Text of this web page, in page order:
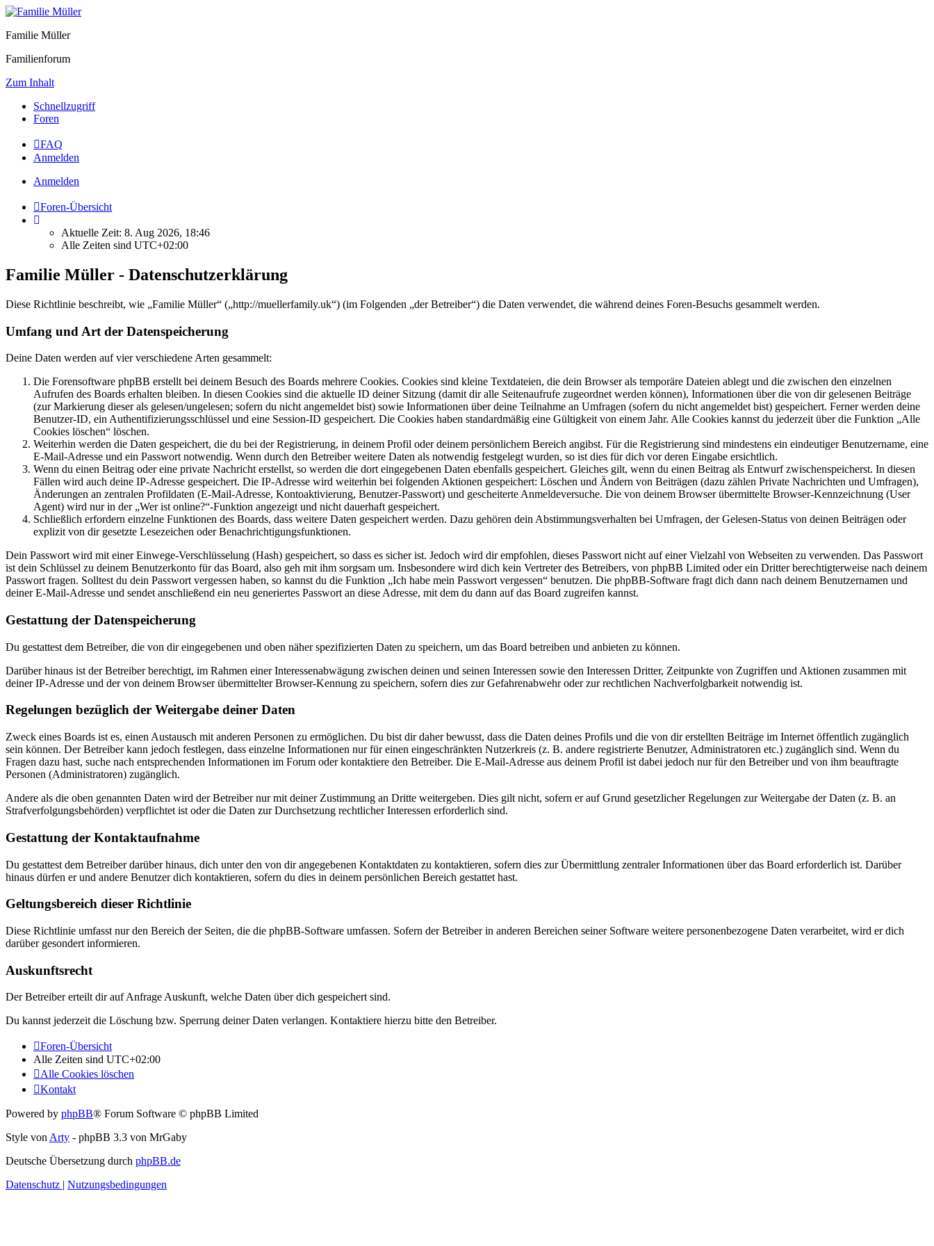
Familie Müller
Familienforum
Zum Inhalt
Schnellzugriff
Foren
FAQ
Anmelden
Anmelden
Foren-Übersicht
Aktuelle Zeit: 8. Aug 2026, 18:46
Alle Zeiten sind UTC+02:00
Familie Müller - Datenschutzerklärung
Diese Richtlinie beschreibt, wie „Familie Müller“ („http://muellerfamily.uk“) (im Folgenden „der Betreiber“) die Daten verwendet, die während deines Foren-Besuchs gesammelt werden.
Umfang und Art der Datenspeicherung
Deine Daten werden auf vier verschiedene Arten gesammelt:
Die Forensoftware phpBB erstellt bei deinem Besuch des Boards mehrere Cookies. Cookies sind kleine Textdateien, die dein Browser als temporäre Dateien ablegt und die zwischen den einzelnen
Aufrufen des Boards erhalten bleiben. In diesen Cookies sind die aktuelle ID deiner Sitzung (damit dir alle Seitenaufrufe zugeordnet werden können), Informationen über die von dir gelesenen Beiträge
(zur Markierung dieser als gelesen/ungelesen; sofern du nicht angemeldet bist) sowie Informationen über deine Teilnahme an Umfragen (sofern du nicht angemeldet bist) gespeichert. Ferner werden deine
Benutzer-ID, ein Authentifizierungsschlüssel und eine Session-ID gespeichert. Die Cookies haben standardmäßig eine Gültigkeit von einem Jahr. Alle Cookies kannst du jederzeit über die Funktion „Alle
Cookies löschen“ löschen.
Weiterhin werden die Daten gespeichert, die du bei der Registrierung, in deinem Profil oder deinem persönlichem Bereich angibst. Für die Registrierung sind mindestens ein eindeutiger Benutzername, eine
E-Mail-Adresse und ein Passwort notwendig. Wenn durch den Betreiber weitere Daten als notwendig festgelegt wurden, so ist dies für dich vor deren Eingabe ersichtlich.
Wenn du einen Beitrag oder eine private Nachricht erstellst, so werden die dort eingegebenen Daten ebenfalls gespeichert. Gleiches gilt, wenn du einen Beitrag als Entwurf zwischenspeicherst. In diesen
Fällen wird auch deine IP-Adresse gespeichert. Die IP-Adresse wird weiterhin bei folgenden Aktionen gespeichert: Löschen und Ändern von Beiträgen (dazu zählen Private Nachrichten und Umfragen),
Änderungen an zentralen Profildaten (E-Mail-Adresse, Kontoaktivierung, Benutzer-Passwort) und gescheiterte Anmeldeversuche. Die von deinem Browser übermittelte Browser-Kennzeichnung (User
Agent) wird nur in der „Wer ist online?“-Funktion angezeigt und nicht dauerhaft gespeichert.
Schließlich erfordern einzelne Funktionen des Boards, dass weitere Daten gespeichert werden. Dazu gehören dein Abstimmungsverhalten bei Umfragen, der Gelesen-Status von deinen Beiträgen oder
explizit von dir gesetzte Lesezeichen oder Benachrichtigungsfunktionen.
Dein Passwort wird mit einer Einwege-Verschlüsselung (Hash) gespeichert, so dass es sicher ist. Jedoch wird dir empfohlen, dieses Passwort nicht auf einer Vielzahl von Webseiten zu verwenden. Das Passwort
ist dein Schlüssel zu deinem Benutzerkonto für das Board, also geh mit ihm sorgsam um. Insbesondere wird dich kein Vertreter des Betreibers, von phpBB Limited oder ein Dritter berechtigterweise nach deinem
Passwort fragen. Solltest du dein Passwort vergessen haben, so kannst du die Funktion „Ich habe mein Passwort vergessen“ benutzen. Die phpBB-Software fragt dich dann nach deinem Benutzernamen und
deiner E-Mail-Adresse und sendet anschließend ein neu generiertes Passwort an diese Adresse, mit dem du dann auf das Board zugreifen kannst.
Gestattung der Datenspeicherung
Du gestattest dem Betreiber, die von dir eingegebenen und oben näher spezifizierten Daten zu speichern, um das Board betreiben und anbieten zu können.
Darüber hinaus ist der Betreiber berechtigt, im Rahmen einer Interessenabwägung zwischen deinen und seinen Interessen sowie den Interessen Dritter, Zeitpunkte von Zugriffen und Aktionen zusammen mit
deiner IP-Adresse und der von deinem Browser übermittelter Browser-Kennung zu speichern, sofern dies zur Gefahrenabwehr oder zur rechtlichen Nachverfolgbarkeit notwendig ist.
Regelungen bezüglich der Weitergabe deiner Daten
Zweck eines Boards ist es, einen Austausch mit anderen Personen zu ermöglichen. Du bist dir daher bewusst, dass die Daten deines Profils und die von dir erstellten Beiträge im Internet öffentlich zugänglich
sein können. Der Betreiber kann jedoch festlegen, dass einzelne Informationen nur für einen eingeschränkten Nutzerkreis (z. B. andere registrierte Benutzer, Administratoren etc.) zugänglich sind. Wenn du
Fragen dazu hast, suche nach entsprechenden Informationen im Forum oder kontaktiere den Betreiber. Die E-Mail-Adresse aus deinem Profil ist dabei jedoch nur für den Betreiber und von ihm beauftragte
Personen (Administratoren) zugänglich.
Andere als die oben genannten Daten wird der Betreiber nur mit deiner Zustimmung an Dritte weitergeben. Dies gilt nicht, sofern er auf Grund gesetzlicher Regelungen zur Weitergabe der Daten (z. B. an
Strafverfolgungsbehörden) verpflichtet ist oder die Daten zur Durchsetzung rechtlicher Interessen erforderlich sind.
Gestattung der Kontaktaufnahme
Du gestattest dem Betreiber darüber hinaus, dich unter den von dir angegebenen Kontaktdaten zu kontaktieren, sofern dies zur Übermittlung zentraler Informationen über das Board erforderlich ist. Darüber
hinaus dürfen er und andere Benutzer dich kontaktieren, sofern du dies in deinem persönlichen Bereich gestattet hast.
Geltungsbereich dieser Richtlinie
Diese Richtlinie umfasst nur den Bereich der Seiten, die die phpBB-Software umfassen. Sofern der Betreiber in anderen Bereichen seiner Software weitere personenbezogene Daten verarbeitet, wird er dich
darüber gesondert informieren.
Auskunftsrecht
Der Betreiber erteilt dir auf Anfrage Auskunft, welche Daten über dich gespeichert sind.
Du kannst jederzeit die Löschung bzw. Sperrung deiner Daten verlangen. Kontaktiere hierzu bitte den Betreiber.
Foren-Übersicht
Alle Zeiten sind UTC+02:00
Alle Cookies löschen
Kontakt
Powered by phpBB® Forum Software © phpBB Limited
Style vonArty - phpBB 3.3 von MrGaby
Deutsche Übersetzung durch phpBB.de
Datenschutz | Nutzungsbedingungen